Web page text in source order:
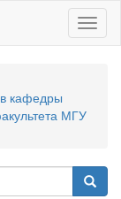
кафедры
МГУ